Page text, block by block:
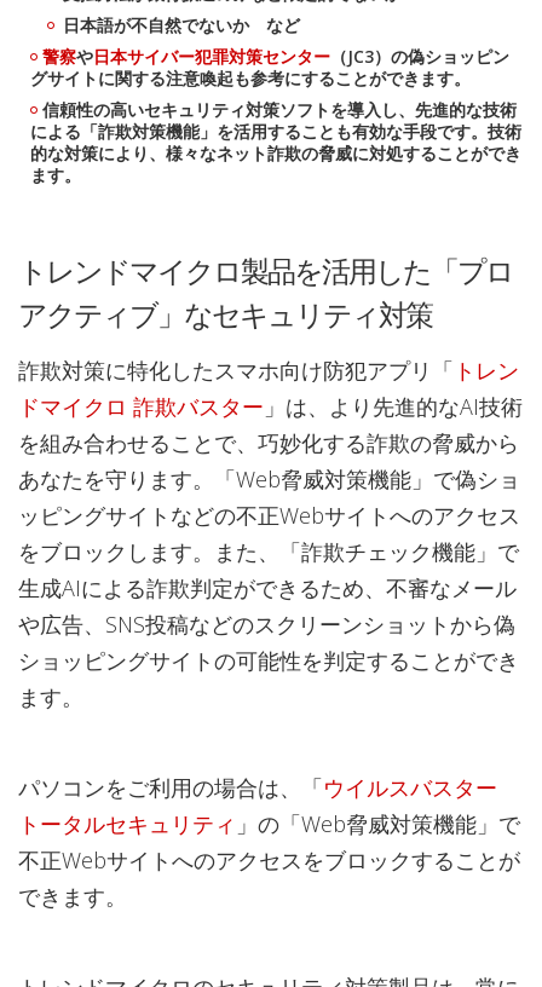
日本語が不自然でないか など
警察や日本サイバー犯罪対策センター （JC3）の偽ショッピン
グサイトに関する注意喚起も参考にすることができます。
信頼性の高いセキュリティ対策ソフトを導入し、先進的な技術
による「詐欺対策機能」を活用することも有効な手段です。技術
的な対策により、様々なネット詐欺の脅威に対処することができ
ます。
トレンドマイクロ製品を活用した「プロ
アクティブ」なセキュリティ対策
詐欺対策に特化したスマホ向け防犯アプリ「 トレン
ドマイクロ 詐欺バスター 」は、より先進的なAI技術
を組み合わせることで、巧妙化する詐欺の脅威から
あなたを守ります。「Web脅威対策機能」で偽ショ
ッピングサイトなどの不正Webサイトへのアクセス
をブロックします。また、「詐欺チェック機能」で
生成AIによる詐欺判定ができるため、不審なメール
や広告、SNS投稿などのスクリーンショットから偽
ショッピングサイトの可能性を判定することができ
ます。
パソコンをご利用の場合は、「ウイルスバスター
トータルセキュリティ 」の「Web脅威対策機能」で
不正Webサイトへのアクセスをブロックすることが
できます。